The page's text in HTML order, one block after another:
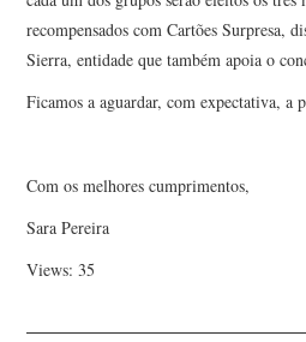
recompensados com Cartões Surpresa,
Sierra, entidade que também apoia o
Ficamos a aguardar, com expectativa, a
Com os melhores cumprimentos,
Sara Pereira
Views: 35